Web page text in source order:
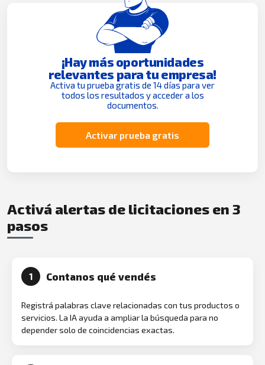
¡Hay más oportunidades
relevantes para tu empresa!
Activa tu prueba gratis de 14 días para ver
todos los resultados y acceder a los
documentos.
Activar prueba gratis
Activá alertas de licitaciones en 3
pasos
1 Contanos qué vendés
Registrá palabras clave relacionadas con tus productos o
servicios. La IA ayuda a ampliar la búsqueda para no
depender solo de coincidencias exactas.